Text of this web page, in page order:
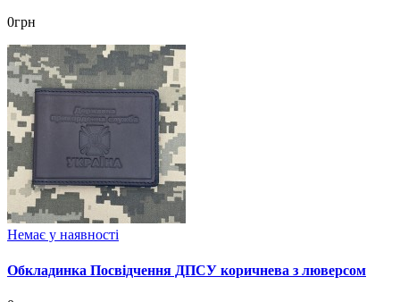
0грн
Немає у наявності
Обкладинка Посвідчення ДПСУ коричнева з люверсом